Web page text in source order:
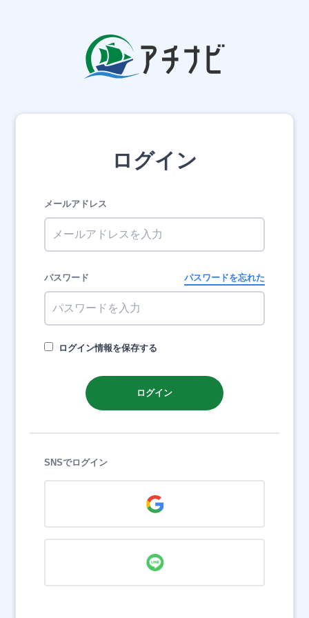
ログイン
メールアドレス
パスワード パスワードを忘れた
ログイン情報を保存する
ログイン
SNSでログイン